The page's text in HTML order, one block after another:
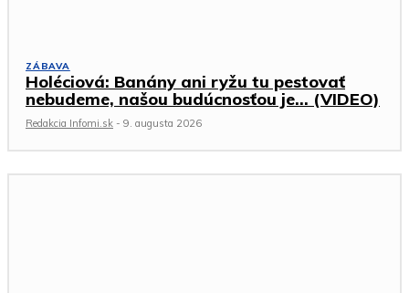
ZÁBAVA
Holéciová: Banány ani ryžu tu pestovať
nebudeme, našou budúcnosťou je… (VIDEO)
Redakcia Infomi.sk - 9. augusta 2026